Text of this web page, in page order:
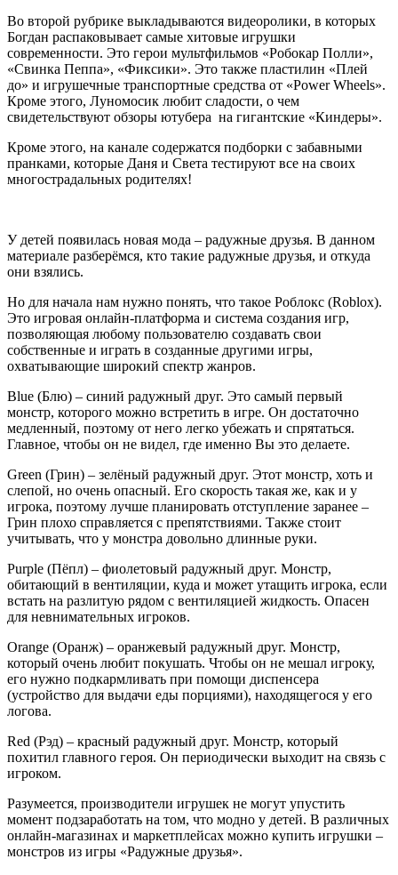
Во второй рубрике выкладываются видеоролики, в которых
Богдан распаковывает самые хитовые игрушки
современности. Это герои мультфильмов «Робокар Полли»,
«Свинка Пеппа», «Фиксики». Это также пластилин «Плей
до» и игрушечные транспортные средства от «Power Wheels».
Кроме этого, Луномосик любит сладости, о чем
свидетельствуют обзоры ютубера на гигантские «Киндеры».
Кроме этого, на канале содержатся подборки с забавными
пранками, которые Даня и Света тестируют все на своих
многострадальных родителях!
У детей появилась новая мода – радужные друзья. В данном
материале разберёмся, кто такие радужные друзья, и откуда
они взялись.
Но для начала нам нужно понять, что такое Роблокс (Roblox).
Это игровая онлайн-платформа и система создания игр,
позволяющая любому пользователю создавать свои
собственные и играть в созданные другими игры,
охватывающие широкий спектр жанров.
Blue (Блю) – синий радужный друг. Это самый первый
монстр, которого можно встретить в игре. Он достаточно
медленный, поэтому от него легко убежать и спрятаться.
Главное, чтобы он не видел, где именно Вы это делаете.
Green (Грин) – зелёный радужный друг. Этот монстр, хоть и
слепой, но очень опасный. Его скорость такая же, как и у
игрока, поэтому лучше планировать отступление заранее –
Грин плохо справляется с препятствиями. Также стоит
учитывать, что у монстра довольно длинные руки.
Purple (Пёпл) – фиолетовый радужный друг. Монстр,
обитающий в вентиляции, куда и может утащить игрока, если
встать на разлитую рядом с вентиляцией жидкость. Опасен
для невнимательных игроков.
Orange (Оранж) – оранжевый радужный друг. Монстр,
который очень любит покушать. Чтобы он не мешал игроку,
его нужно подкармливать при помощи диспенсера
(устройство для выдачи еды порциями), находящегося у его
логова.
Red (Рэд) – красный радужный друг. Монстр, который
похитил главного героя. Он периодически выходит на связь с
игроком.
Разумеется, производители игрушек не могут упустить
момент подзаработать на том, что модно у детей. В различных
онлайн-магазинах и маркетплейсах можно купить игрушки –
монстров из игры «Радужные друзья».